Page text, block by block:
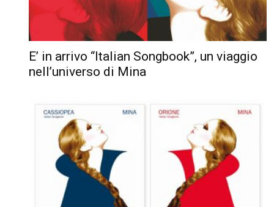
E’ in arrivo “Italian Songbook”, un viaggio
nell’universo di Mina